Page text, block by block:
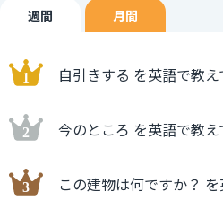
週間 月間
自引きする を英語で教
今のところ を英語で教え
この建物は何ですか？